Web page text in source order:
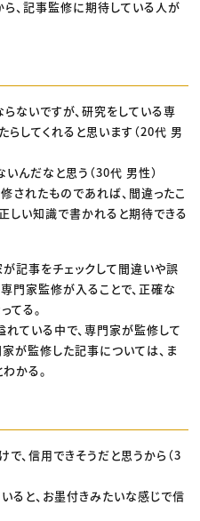
、記事監修に期待している人が
ないですが、研究をしている専
らしてくれると思います（20代 男
んだなと思う（30代 男性）
されたものであれば、間違ったこ
しい知識で書かれると期待できる
記事をチェックして間違いや誤
門家監修が入ることで、正確な
てる。
ている中で、専門家が監修して
家が監修した記事については、ま
かる。
、信用できそうだと思うから（3
ると、お墨付きみたいな感じで信